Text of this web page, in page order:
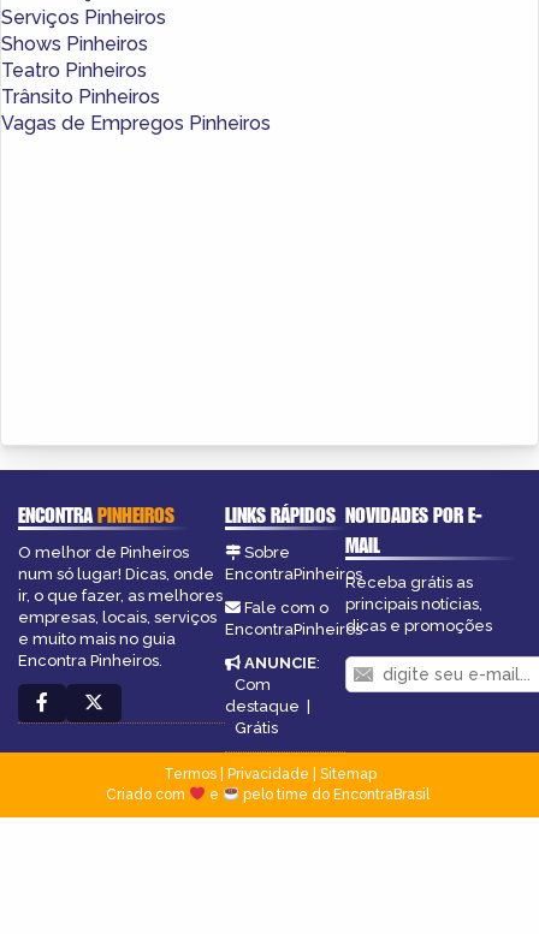
Serviços Pinheiros
Shows Pinheiros
Teatro Pinheiros
Trânsito Pinheiros
Vagas de Empregos Pinheiros
ENCONTRAPINHEIROS
O melhor de Pinheiros
num só lugar! Dicas, onde
ir, o que fazer, as melhores
empresas, locais, serviços
e muito mais no guia
Encontra Pinheiros.
LINKS RÁPIDOS
Sobre
EncontraPinheiros
Fale com o
EncontraPinheiros
ANUNCIE:
Com
destaque
Grátis
NOVIDADES POR E-
MAIL
Receba grátis as
principais notícias,
dicas e promoções
Termos| Privacidade
Sitemap
Criado com
e pelo time do EncontraBrasil